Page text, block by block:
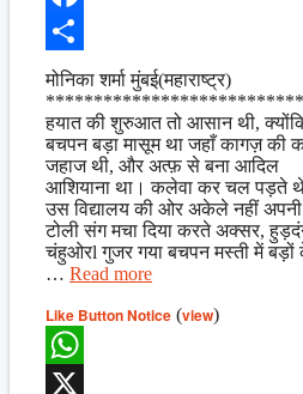
Facebook
Share
मोनिका शर्मा मुंबई(महाराष्ट्र)
हयात की शुरुआत तो आसान थी,
बचपन बड़ा मासूम था जहाँ कागज़ की
जहाज थी, और अत्फ़ से बना आदिल
आशियाना था। कलेवा कर चल पड़ते
उस विद्यालय की ओर अकेले नहीं अपनी
टोली संग मचा दिया करते अक्सर,
चंहुओरl गुजर गया बचपन मस्ती में बड़ों
… Read more
Like Button Notice (view)
WhatsApp